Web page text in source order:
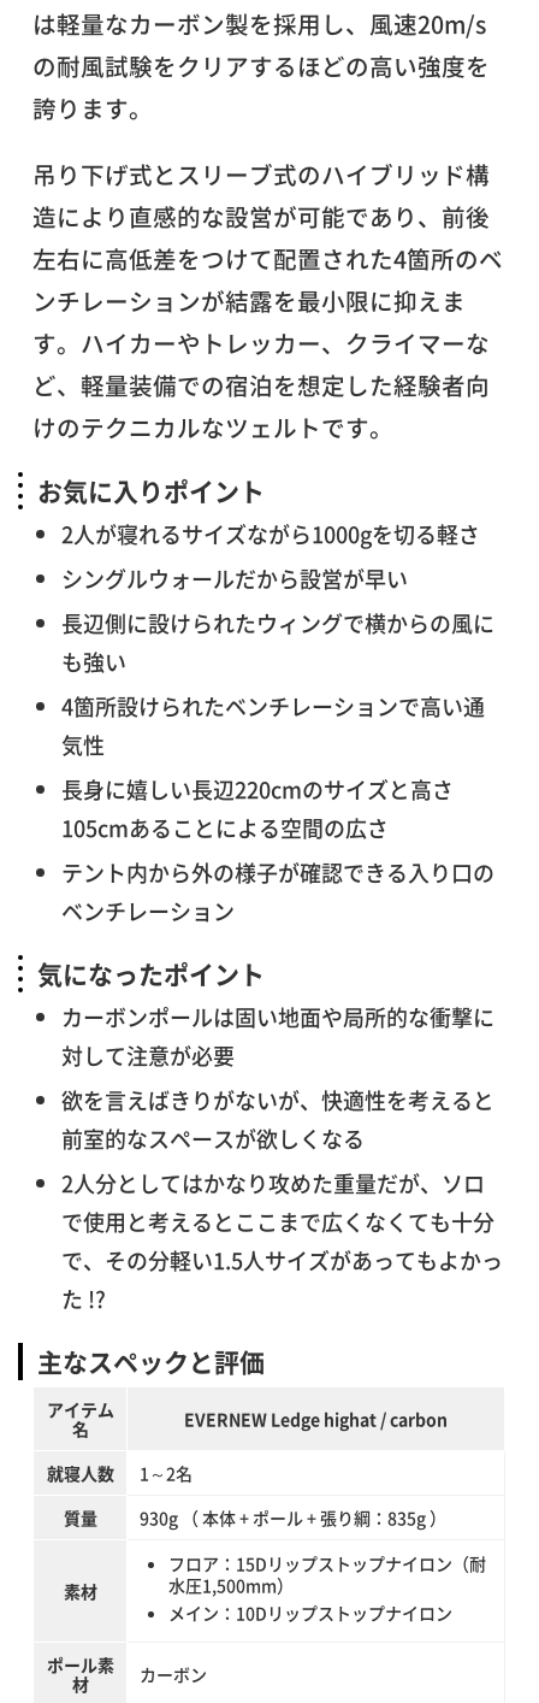
は軽量なカーボン製を採用し、風速20m/s
の耐風試験をクリアするほどの高い強度を
誇ります。
吊り下げ式とスリーブ式のハイブリッド構
造により直感的な設営が可能であり、前後
左右に高低差をつけて配置された4箇所のベ
ンチレーションが結露を最小限に抑えま
す。ハイカーやトレッカー、クライマーな
ど、軽量装備での宿泊を想定した経験者向
けのテクニカルなツェルトです。
お気に入りポイント
2人が寝れるサイズながら1000gを切る軽さ
シングルウォールだから設営が早い
長辺側に設けられたウィングで横からの風に
も強い
4箇所設けられたベンチレーションで高い通
気性
長身に嬉しい長辺220cmのサイズと高さ
105cmあることによる空間の広さ
テント内から外の様子が確認できる入り口の
ベンチレーション
気になったポイント
カーボンポールは固い地面や局所的な衝撃に
対して注意が必要
欲を言えばきりがないが、快適性を考えると
前室的なスペースが欲しくなる
2人分としてはかなり攻めた重量だが、ソロ
で使用と考えるとここまで広くなくても十分
で、その分軽い1.5人サイズがあってもよかっ
た !?
主なスペックと評価
アイテム
名
EVERNEW Ledge highat / carbon
就寝人数
1～2名
質量
930g （ 本体 + ポール + 張り綱：835g ）
素材
フロア：15Dリップストップナイロン（耐
水圧1,500mm）
メイン：10Dリップストップナイロン
ポール素
材
カーボン